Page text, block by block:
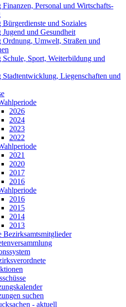
Finanzen, Personal und Wirtschafts­
und Soziales
und Gesundheit
Ordnung, Umwelt, Straßen und
Schule, Sport, Weiterbildung und
Stadtentwicklung, Liegenschaften und
2026
2024
2023
2022
2021
2020
2017
2016
2016
2015
2014
2013
Bezirksamts­mitglieder
suchen
- aktuell